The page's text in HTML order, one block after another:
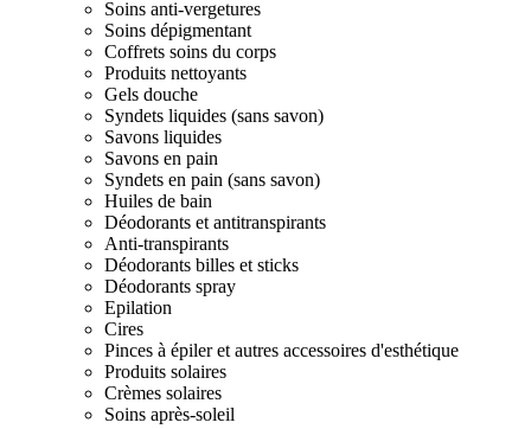
Soins anti-vergetures
Soins dépigmentant
Coffrets soins du corps
Produits nettoyants
Gels douche
Syndets liquides (sans savon)
Savons liquides
Savons en pain
Syndets en pain (sans savon)
Huiles de bain
Déodorants et antitranspirants
Anti-transpirants
Déodorants billes et sticks
Déodorants spray
Epilation
Cires
Pinces à épiler et autres accessoires d'esthétique
Produits solaires
Crèmes solaires
Soins après-soleil